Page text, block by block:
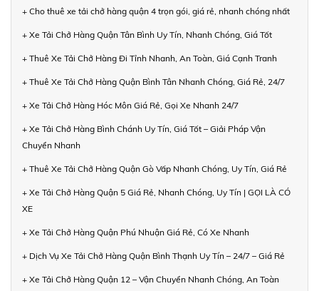
+ Cho thuê xe tải chở hàng quận 4 trọn gói, giá rẻ, nhanh chóng nhất
+ Xe Tải Chở Hàng Quận Tân Bình Uy Tín, Nhanh Chóng, Giá Tốt
+ Thuê Xe Tải Chở Hàng Đi Tỉnh Nhanh, An Toàn, Giá Cạnh Tranh
+ Thuê Xe Tải Chở Hàng Quận Bình Tân Nhanh Chóng, Giá Rẻ, 24/7
+ Xe Tải Chở Hàng Hóc Môn Giá Rẻ, Gọi Xe Nhanh 24/7
+ Xe Tải Chở Hàng Bình Chánh Uy Tín, Giá Tốt – Giải Pháp Vận
Chuyển Nhanh
+ Thuê Xe Tải Chở Hàng Quận Gò Vấp Nhanh Chóng, Uy Tín, Giá Rẻ
+ Xe Tải Chở Hàng Quận 5 Giá Rẻ, Nhanh Chóng, Uy Tín | GỌI LÀ CÓ
XE
+ Xe Tải Chở Hàng Quận Phú Nhuận Giá Rẻ, Có Xe Nhanh
+ Dịch Vụ Xe Tải Chở Hàng Quận Bình Thạnh Uy Tín – 24/7 – Giá Rẻ
+ Xe Tải Chở Hàng Quận 12 – Vận Chuyển Nhanh Chóng, An Toàn